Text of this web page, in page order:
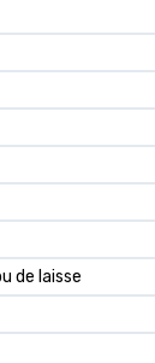
de laisse